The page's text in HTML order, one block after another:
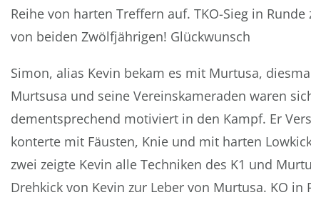
Reihe von harten Treffern auf. TKO-Sieg in
von beiden Zwölfjährigen! Glückwunsch
Simon, alias Kevin bekam es mit Murtusa,
Murtsusa und seine Vereinskameraden waren
dementsprechend motiviert in den Kampf. Er
konterte mit Fäusten, Knie und mit harten
zwei zeigte Kevin alle Techniken des K1 und
Drehkick von Kevin zur Leber von Murtusa. KO in